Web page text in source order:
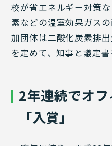
校が省エネルギー対策
素などの温室効果ガス
加団体は二酸化炭素排
を定めて、知事と議定書
2年連続でオ
「入賞」